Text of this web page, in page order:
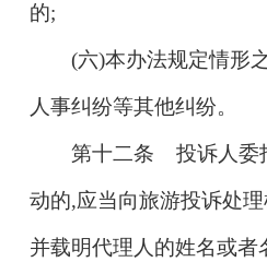
的;
(六)本办法规定情形
人事纠纷等其他纠纷。
第十二条 投诉人委
动的,应当向旅游投诉处
并载明代理人的姓名或者